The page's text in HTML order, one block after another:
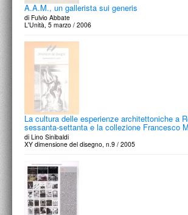
A.A.M., un gallerista sui generis
di Fulvio Abbate
L'Unità, 5 marzo / 2006
La cultura delle esperienze architettoniche a
sessanta-settanta e la collezione Francesco
di Lino Sinibaldi
XY dimensione del disegno, n.9 / 2005